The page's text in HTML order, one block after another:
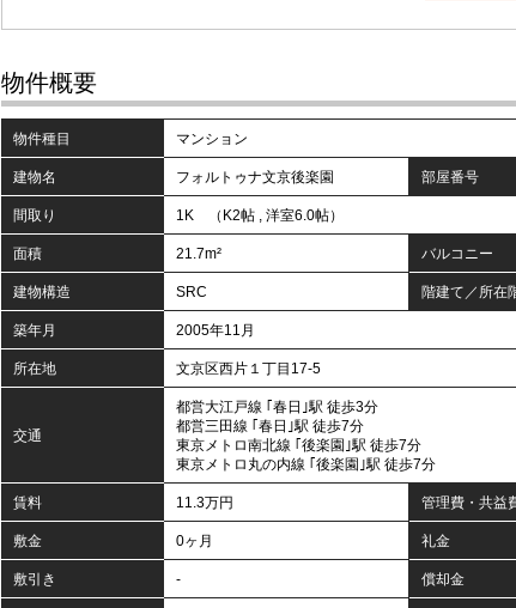
物件概要
物件種目 マンション
建物名 フォルトゥナ文京後楽園 部屋番号
間取り 1K （K2帖 , 洋室6.0帖）
面積 21.7m² バルコニー
建物構造 SRC 階建て／所在
築年月 2005年11月
所在地 文京区西片１丁目17-5
交通
都営大江戸線 ｢春日｣駅 徒歩3分
都営三田線 ｢春日｣駅 徒歩7分
東京メトロ南北線 ｢後楽園｣駅 徒歩7分
東京メトロ丸の内線 ｢後楽園｣駅 徒歩7分
賃料 11.3万円 管理費・共益
敷金 0ヶ月 礼金
敷引き - 償却金